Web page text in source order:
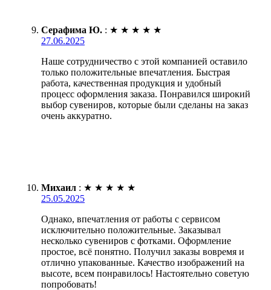
Серафима Ю. : ★ ★ ★ ★ ★
27.06.2025
Наше сотрудничество с этой компанией оставило
только положительные впечатления. Быстрая
работа, качественная продукция и удобный
процесс оформления заказа. Понравился широкий
выбор сувениров, которые были сделаны на заказ
очень аккуратно.
Михаил : ★ ★ ★ ★ ★
25.05.2025
Однако, впечатления от работы с сервисом
исключительно положительные. Заказывал
несколько сувениров с фотками. Оформление
простое, всё понятно. Получил заказы вовремя и
отлично упакованные. Качество изображений на
высоте, всем понравилось! Настоятельно советую
попробовать!